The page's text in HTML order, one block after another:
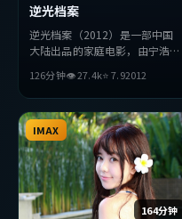
逆光档案
逆光档案（2012）是一部中国
大陆出品的家庭电影，由宁浩执
主演。影片在叙事与视听上力求
突破，探讨人性与抉择，节奏张
弛有度，适合喜欢该类型的观众
完整观看。
126分钟👁27.4k⭐7.92012
164分钟
IMAX